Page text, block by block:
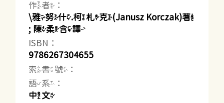
作者：
\雅努什.柯札克(Janusz Korczak)著
; 陳柔含譯
ISBN：
9786267304655
索書號：
語系：
中文